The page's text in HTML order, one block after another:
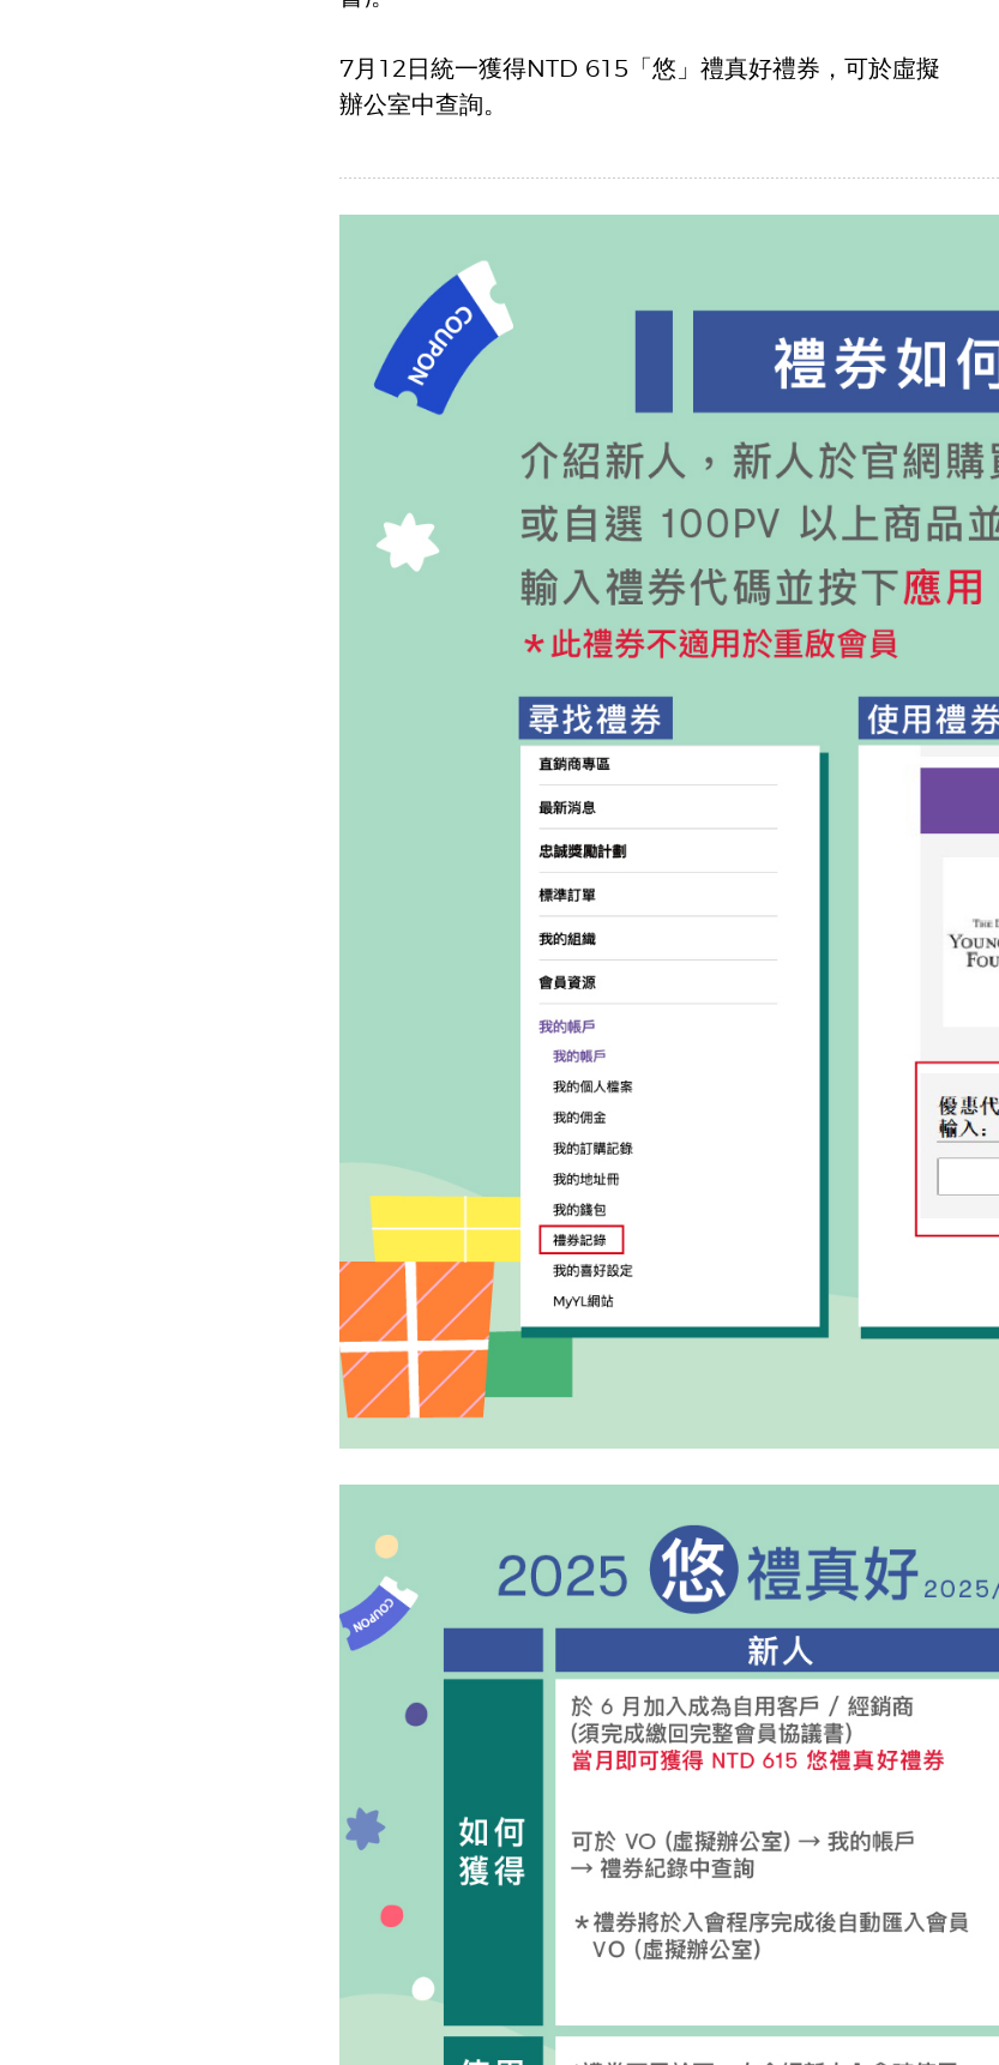
7月12日統一獲得NTD 615「悠」禮真好禮券，可於虛擬
辦公室中查詢。